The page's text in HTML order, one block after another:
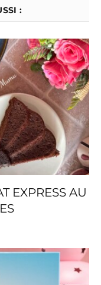
:
EXPRESS AU